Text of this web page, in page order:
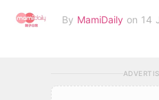
By MamiDaily on 14